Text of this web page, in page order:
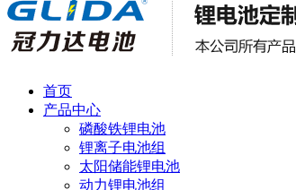
首页
产品中心
磷酸铁锂电池
锂离子电池组
太阳储能锂电池
动力锂电池组